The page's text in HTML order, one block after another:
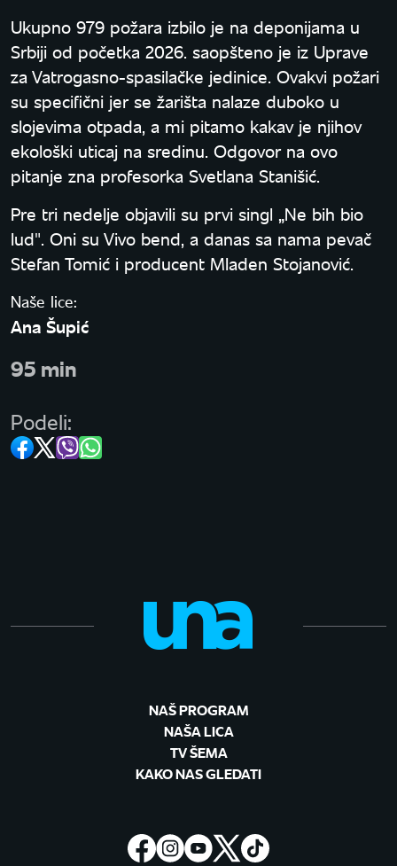
Ukupno 979 požara izbilo je na deponijama u
Srbiji od početka 2026. saopšteno je iz Uprave
za Vatrogasno-spasilačke jedinice. Ovakvi požari
su specifični jer se žarišta nalaze duboko u
slojevima otpada, a mi pitamo kakav je njihov
ekološki uticaj na sredinu. Odgovor na ovo
pitanje zna profesorka Svetlana Stanišić.
Pre tri nedelje objavili su prvi singl „Ne bih bio
lud". Oni su Vivo bend, a danas sa nama pevač
Stefan Tomić i producent Mladen Stojanović.
Naše lice:
Ana Šupić
95 min
Podeli:
NAŠ PROGRAM
NAŠA LICA
TV ŠEMA
KAKO NAS GLEDATI